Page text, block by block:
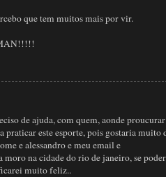
que tem muitos mais por vir.
de ajuda, com quem, aonde
praticar este esporte, pois gostaria muito
e alessandro e meu email e
na cidade do rio de janeiro, se
muito feliz..